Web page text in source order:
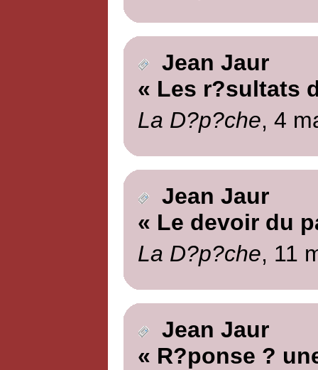
Jean Jaur
« Les r?sultats
La D?p?che, 4
Jean Jaur
« Le devoir du
La D?p?che, 11
Jean Jaur
« R?ponse ?